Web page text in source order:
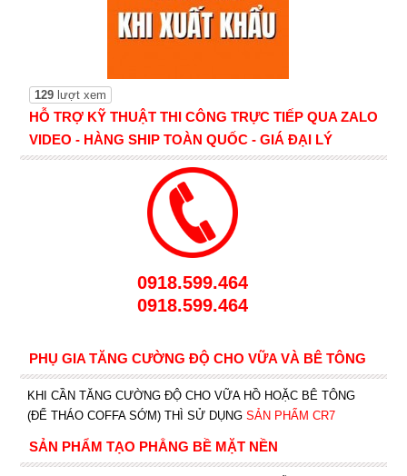
129lượt xem
HỖ TRỢ KỸ THUẬT THI CÔNG TRỰC TIẾP QUA ZALO
VIDEO - HÀNG SHIP TOÀN QUỐC - GIÁ ĐẠI LÝ
0918.599.464
0918.599.464
PHỤ GIA TĂNG CƯỜNG ĐỘ CHO VỮA VÀ BÊ TÔNG
KHI CẦN TĂNG CƯỜNG ĐỘ CHO VỮA HỒ HOẶC BÊ TÔNG
(ĐỂ THÁO COFFA SỚM) THÌ SỬ DỤNG SẢN PHẨM CR7
SẢN PHẨM TẠO PHẲNG BỀ MẶT NỀN